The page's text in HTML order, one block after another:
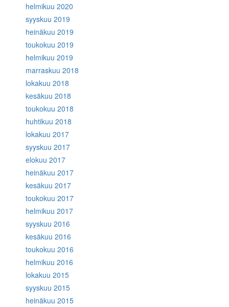
helmikuu 2020
syyskuu 2019
heinäkuu 2019
toukokuu 2019
helmikuu 2019
marraskuu 2018
lokakuu 2018
kesäkuu 2018
toukokuu 2018
huhtikuu 2018
lokakuu 2017
syyskuu 2017
elokuu 2017
heinäkuu 2017
kesäkuu 2017
toukokuu 2017
helmikuu 2017
syyskuu 2016
kesäkuu 2016
toukokuu 2016
helmikuu 2016
lokakuu 2015
syyskuu 2015
heinäkuu 2015